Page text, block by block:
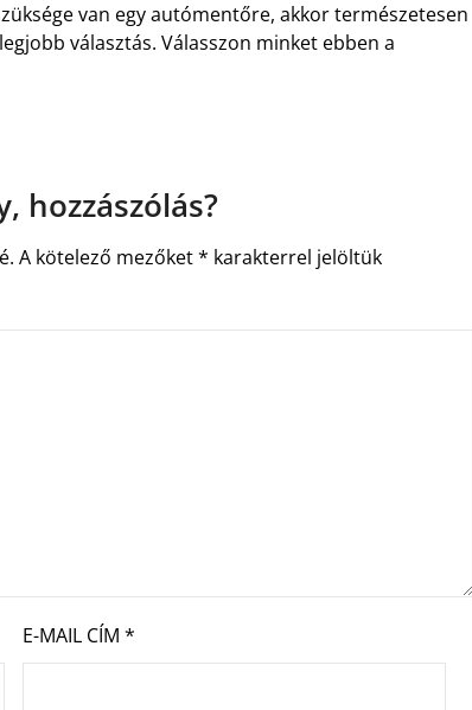
van egy autómentőre, akkor természetesen
választás. Válasszon minket ebben a
hozzászólás?
A kötelező mezőket* karakterrel jelöltük
E-MAIL CÍM *